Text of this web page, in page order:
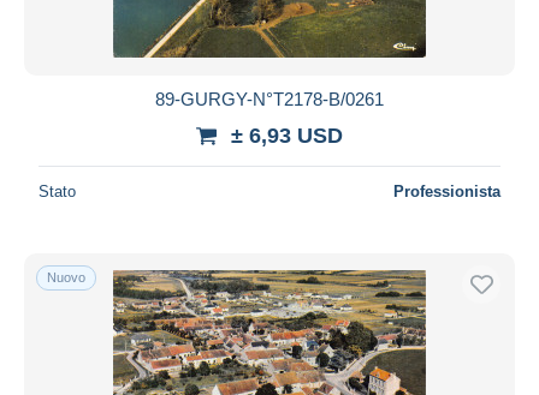
89-GURGY-N°T2178-B/0261
± 6,93 USD
Stato Professionista
Nuovo